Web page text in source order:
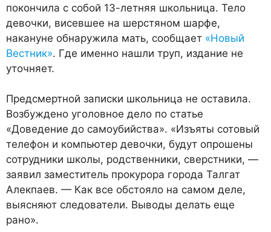
покончила с собой 13-летняя школьница. Тело
девочки, висевшее на шерстяном шарфе,
накануне обнаружила мать, сообщает «Новый
Вестник». Где именно нашли труп, издание не
уточняет.
Предсмертной записки школьница не оставила.
Возбуждено уголовное дело по статье
«Доведение до самоубийства». «Изъяты сотовый
телефон и компьютер девочки, будут опрошены
сотрудники школы, родственники, сверстники, —
заявил заместитель прокурора города Талгат
Алекпаев. — Как все обстояло на самом деле,
выясняют следователи. Выводы делать еще
рано».